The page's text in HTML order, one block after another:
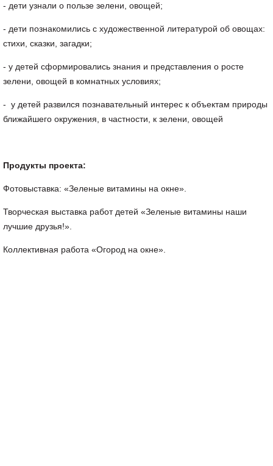
- дети узнали о пользе зелени, овощей;
- дети познакомились с художественной литературой об овощах:
стихи, сказки, загадки;
- у детей сформировались знания и представления о росте
зелени, овощей в комнатных условиях;
- у детей развился познавательный интерес к объектам природы
ближайшего окружения, в частности, к зелени, овощей
Продукты проекта:
Фотовыставка: «Зеленые витамины на окне».
Творческая выставка работ детей «Зеленые витамины наши
лучшие друзья!».
Коллективная работа «Огород на окне».